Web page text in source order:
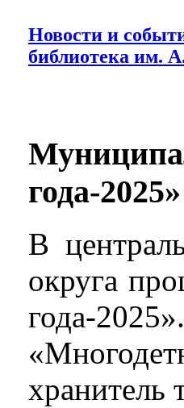
Новости и
библиотека им.
года-
В
округа
года-
хранитель